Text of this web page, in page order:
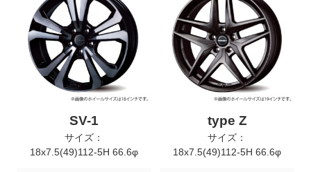
SV-1
サイズ：
18x7.5(49)112-5H 66.6φ
type Z
サイズ：
18x7.5(49)112-5H 66.6φ